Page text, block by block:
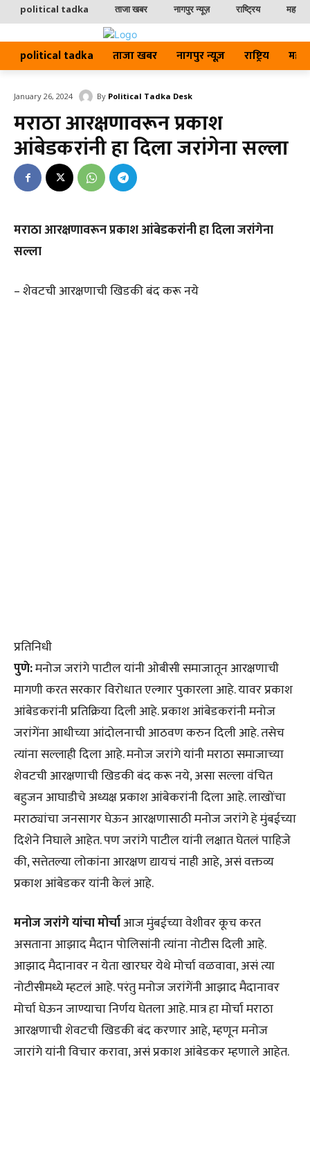
political tadka ताजा खबर नागपुर न्यूज़ राष्ट्रिय
political tadka ताजा खबर नागपुर न्यूज़ राष्ट्रिय
January 26, 2024 By Political Tadka Desk
मराठा आरक्षणावरून प्रकाश
आंबेडकरांनी हा दिला जरांगेना सल्ला
मराठा आरक्षणावरून प्रकाश आंबेडकरांनी हा दिला जरांगेना
सल्ला
– शेवटची आरक्षणाची खिडकी बंद करू नये
प्रतिनिधी
पुणे:मनोज जरांगे पाटील यांनी ओबीसी समाजातून आरक्षणाची
मागणी करत सरकार विरोधात एल्गार पुकारला आहे. यावर प्रकाश
आंबेडकरांनी प्रतिक्रिया दिली आहे. प्रकाश आंबेडकरांनी मनोज
जरांगेंना आधीच्या आंदोलनाची आठवण करुन दिली आहे. तसेच
त्यांना सल्लाही दिला आहे. मनोज जरांगे यांनी मराठा समाजाच्या
शेवटची आरक्षणाची खिडकी बंद करू नये, असा सल्ला वंचित
बहुजन आघाडीचे अध्यक्ष प्रकाश आंबेकरांनी दिला आहे. लाखोंचा
मराठ्यांचा जनसागर घेऊन आरक्षणासाठी मनोज जरांगे हे मुंबईच्या
दिशेने निघाले आहेत. पण जरांगे पाटील यांनी लक्षात घेतलं पाहिजे
की, सत्तेतल्या लोकांना आरक्षण द्यायचं नाही आहे, असं वक्तव्य
प्रकाश आंबेडकर यांनी केलं आहे.
मनोज जरांगे यांचा मोर्चाआज मुंबईच्या वेशीवर कूच करत
असताना आझाद मैदान पोलिसांनी त्यांना नोटीस दिली आहे.
आझाद मैदानावर न येता खारघर येथे मोर्चा वळवावा, असं त्या
नोटीसीमध्ये म्हटलं आहे. परंतु मनोज जरांगेंनी आझाद मैदानावर
मोर्चा घेऊन जाण्याचा निर्णय घेतला आहे. मात्र हा मोर्चा मराठा
आरक्षणाची शेवटची खिडकी बंद करणार आहे, म्हणून मनोज
जारांगे यांनी विचार करावा, असं प्रकाश आंबेडकर म्हणाले आहेत.